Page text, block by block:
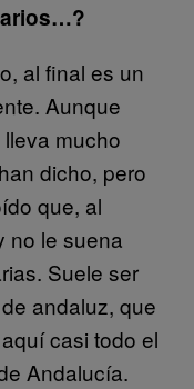
al final es un
Aunque
mucho
dicho, pero
que, al
no le suena
Suele ser
andaluz, que
casi todo el
Andalucía.